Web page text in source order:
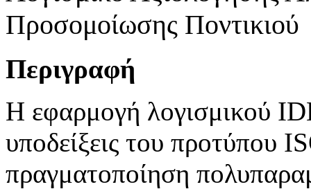
Προσομοίωσης Ποντικιού
Περιγραφή
Η εφαρμογή λογισμικού
υποδείξεις του προτύπου
πραγματοποίηση